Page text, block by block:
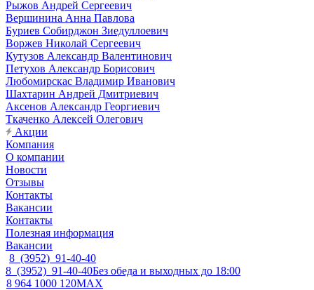
Рыжов Андрей Сергеевич
Вершинина Анна Павлова
Буриев Собирджон Зиедуллоевич
Воржев Николай Сергеевич
Кутузов Александр Валентинович
Петухов Александр Борисович
Любомирскас Владимир Иванович
Шахтарин Андрей Дмитриевич
Аксенов Александр Георгиевич
Ткаченко Алексей Олегович
Акции
Компания
О компании
Новости
Отзывы
Контакты
Вакансии
Контакты
Полезная информация
Вакансии
8 (3952) 91-40-40
8 (3952) 91-40-40Без обеда и выходных до 18:00
8 964 1000 120MAX